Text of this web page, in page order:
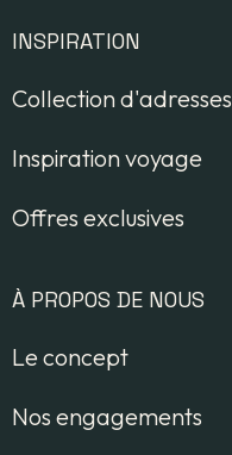
INSPIRATION
Collection d'adresses
Inspiration voyage
Offres exclusives
À PROPOS DE NOUS
Le concept
Nos engagements